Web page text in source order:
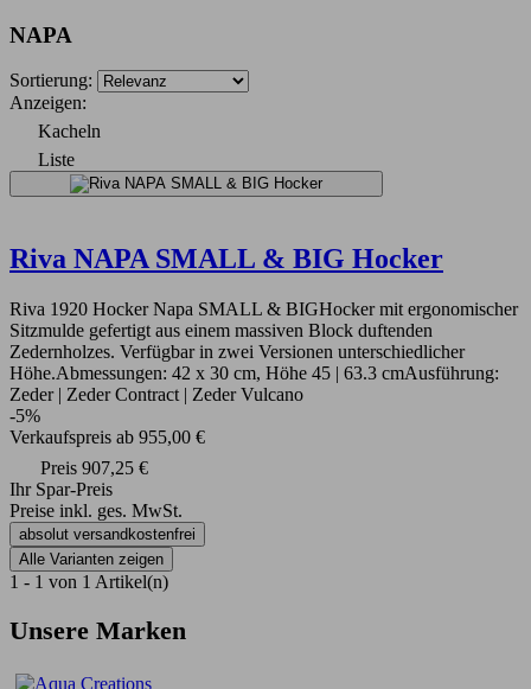
NAPA
Sortierung:
Anzeigen:
Kacheln
Liste
Riva NAPA SMALL & BIG Hocker
Riva 1920 Hocker Napa SMALL & BIGHocker mit ergonomischer
Sitzmulde gefertigt aus einem massiven Block duftenden
Zedernholzes. Verfügbar in zwei Versionen unterschiedlicher
Höhe.Abmessungen: 42 x 30 cm, Höhe 45 | 63.3 cmAusführung:
Zeder | Zeder Contract | Zeder Vulcano
-5%
Verkaufspreis ab 955,00 €
Preis 907,25 €
Ihr Spar-Preis
Preise inkl. ges. MwSt.
absolut versandkostenfrei
Alle Varianten zeigen
1 - 1 von 1 Artikel(n)
Unsere Marken